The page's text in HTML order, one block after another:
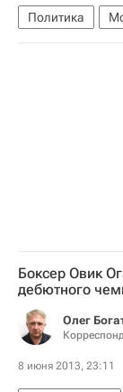
Политика
Центральный
Боксер Овик
дебютного
Олег
8 июня 2013, 23:11